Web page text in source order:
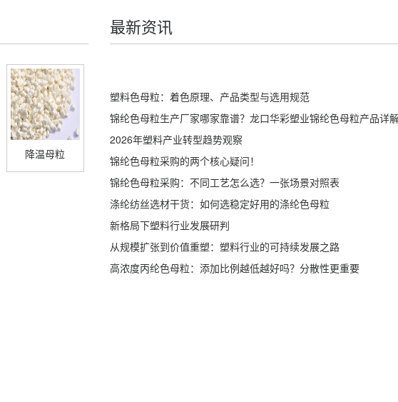
降温母粒
最新资讯
塑料色母粒：着色原理、产品类型与选用规范
锦纶色母粒生产厂家哪家靠谱？龙口华彩塑业锦纶色母粒产品详
2026年塑料产业转型趋势观察
锦纶色母粒采购的两个核心疑问！
锦纶色母粒采购：不同工艺怎么选？一张场景对照表
涤纶纺丝选材干货：如何选稳定好用的涤纶色母粒
新格局下塑料行业发展研判
从规模扩张到价值重塑：塑料行业的可持续发展之路
高浓度丙纶色母粒：添加比例越低越好吗？分散性更重要